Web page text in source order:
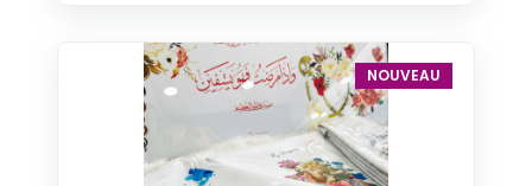
NOUVEAU